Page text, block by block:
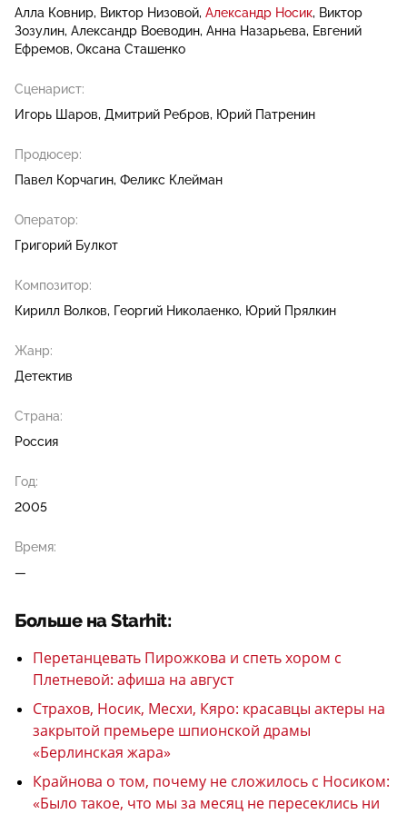
Алла Ковнир Виктор Низовой Александр Носик Виктор
Зозулин Александр Воеводин Анна Назарьева Евгений
Ефремов Оксана Сташенко
Сценарист:
Игорь Шаров Дмитрий Ребров Юрий Патренин
Продюсер:
Павел Корчагин Феликс Клейман
Оператор:
Григорий Булкот
Композитор:
Кирилл Волков
Георгий Николаенко Юрий Прялкин
Жанр:
Детектив
Страна:
Россия
Год:
2005
Время:
—
Больше на Starhit:
Перетанцевать Пирожкова и спеть хором с
Плетневой: афиша на август
Страхов, Носик, Месхи, Кяро: красавцы актеры на
закрытой премьере шпионской драмы
«Берлинская жара»
Крайнова о том, почему не сложилось с Носиком:
«Было такое, что мы за месяц не пересеклись ни